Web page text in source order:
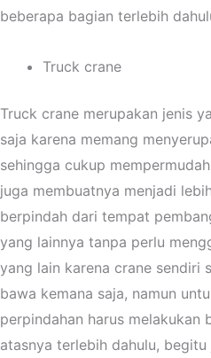
beberapa bagian terlebih
Truck crane
Truck crane merupakan jenis
saja karena memang
sehingga cukup
juga membuatnya menjadi
berpindah dari tempat
yang lainnya tanpa perlu
yang lain karena crane sendiri
bawa kemana saja, namun
perpindahan harus melakukan
atasnya terlebih dahulu, begitu